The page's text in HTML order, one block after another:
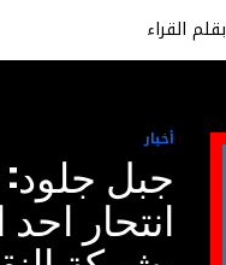
بقلم القراء
أخبار
جبل جلود:
انتحار احد